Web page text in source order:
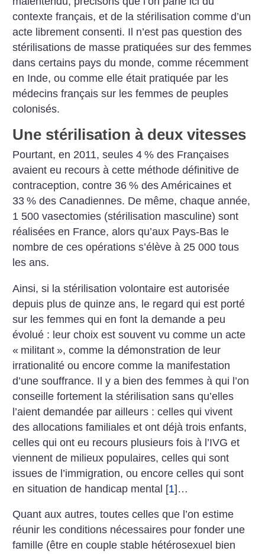
contexte français, et de la stérilisation comme d’un
acte librement consenti. Il n’est pas question des
stérilisations de masse pratiquées sur des femmes
dans certains pays du monde, comme récemment
en Inde, ou comme elle était pratiquée par les
médecins français sur les femmes de peuples
colonisés.
Une stérilisation à deux vitesses
Pourtant, en 2011, seules 4 % des Françaises
avaient eu recours à cette méthode définitive de
contraception, contre 36 % des Américaines et
33 % des Canadiennes. De même, chaque année,
1 500 vasectomies (stérilisation masculine) sont
réalisées en France, alors qu’aux Pays-Bas le
nombre de ces opérations s’élève à 25 000 tous
les ans.
Ainsi, si la stérilisation volontaire est autorisée
depuis plus de quinze ans, le regard qui est porté
sur les femmes qui en font la demande a peu
évolué : leur choix est souvent vu comme un acte
« militant », comme la démonstration de leur
irrationalité ou encore comme la manifestation
d’une souffrance. Il y a bien des femmes à qui l’on
conseille fortement la stérilisation sans qu’elles
l’aient demandée par ailleurs : celles qui vivent
des allocations familiales et ont déjà trois enfants,
celles qui ont eu recours plusieurs fois à l’IVG et
viennent de milieux populaires, celles qui sont
issues de l’immigration, ou encore celles qui sont
en situation de handicap mental [1]…
Quant aux autres, toutes celles que l’on estime
réunir les conditions nécessaires pour fonder une
famille (être en couple stable hétérosexuel bien